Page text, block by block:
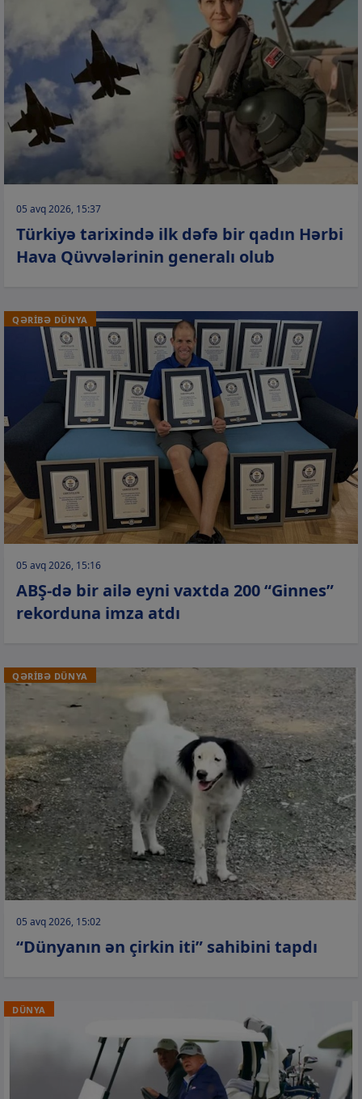
05 avq 2026, 15:37
Türkiyə tarixində ilk dəfə bir qadın Hərbi
Hava Qüvvələrinin generalı olub
QƏRİBƏ DÜNYA
05 avq 2026, 15:16
ABŞ-də bir ailə eyni vaxtda 200 “Ginnes”
rekorduna imza atdı
QƏRİBƏ DÜNYA
05 avq 2026, 15:02
“Dünyanın ən çirkin iti” sahibini tapdı
DÜNYA